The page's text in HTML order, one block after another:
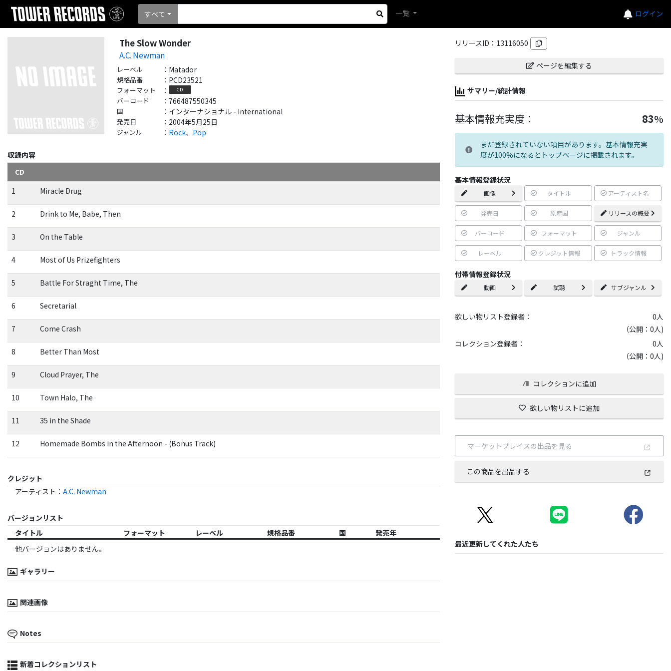
ログイン
すべて 一覧
The Slow Wonder
A.C. Newman
レーベル ： Matador
規格品番 ： PCD23521
フォーマット ： CD
バーコード ： 766487550345
国 ： インターナショナル - International
発売日 ： 2004年5月25日
ジャンル ： Rock、 Pop
収録内容
CD
1
Miracle Drug
2 Drink to Me, Babe, Then
3 On the Table
4 Most of Us Prizefighters
5 Battle For Straght Time, The
6 Secretarial
7 Come Crash
8 Better Than Most
9 Cloud Prayer, The
10 Town Halo, The
11 35 in the Shade
12 Homemade Bombs in the Afternoon - (Bonus Track)
クレジット
アーティスト ： A.C. Newman
バージョンリスト
タイトル
フォーマット レーベル 規格品番 国
発売年
他バージョンはありません。
ギャラリー
関連画像
Notes
新着コレクションリスト
リリースID： 13116050
ページを編集する
サマリー/統計情報
基本情報充実度： 83%
まだ登録されていない項目があります。基本情報充実
度が100%になるとトップページに掲載されます。
基本情報登録状況
画像 タイトル アーティスト名
発売日 原産国 リリースの概要
バーコード フォーマット ジャンル
レーベル クレジット情報 トラック情報
付帯情報登録状況
動画 試聴 サブジャンル
欲しい物リスト登録者： 0人
（公開：0人)
コレクション登録者：
0人
（公開：0人)
コレクションに追加
欲しい物リストに追加
マーケットプレイスの出品を見る
この商品を出品する
最近更新してくれた人たち